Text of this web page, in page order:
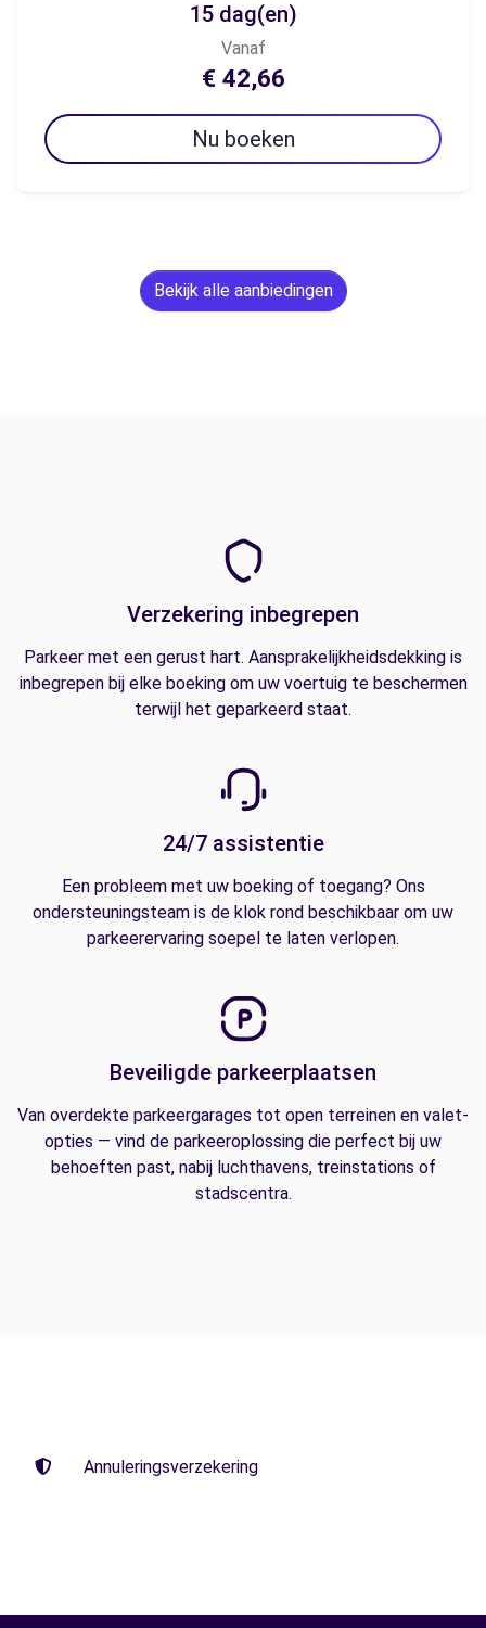
15 dag(en)
Vanaf
€ 42,66
Nu boeken
Bekijk alle aanbiedingen
Verzekering inbegrepen
Parkeer met een gerust hart. Aansprakelijkheidsdekking is
inbegrepen bij elke boeking om uw voertuig te beschermen
terwijl het geparkeerd staat.
24/7 assistentie
Een probleem met uw boeking of toegang? Ons
ondersteuningsteam is de klok rond beschikbaar om uw
parkeerervaring soepel te laten verlopen.
Beveiligde parkeerplaatsen
Van overdekte parkeergarages tot open terreinen en valet-
opties — vind de parkeeroplossing die perfect bij uw
behoeften past, nabij luchthavens, treinstations of
stadscentra.
Annuleringsverzekering